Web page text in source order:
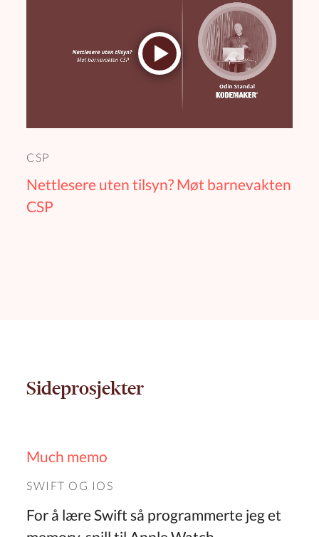
CSP
Nettlesere uten tilsyn? Møt barnevakten
CSP
Sideprosjekter
Much memo
SWIFT OG IOS
For å lære Swift så programmerte jeg et